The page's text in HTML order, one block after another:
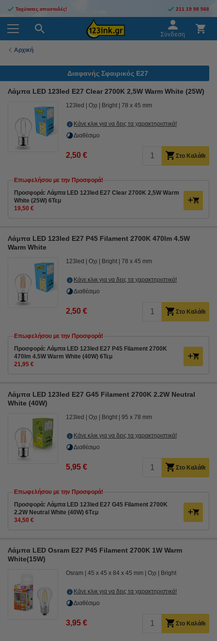
Ταχύτατες αποστολές! 211 19 98 568
Σύνδεση
Αρχική
Διαφανής Σφαιρικός E27
Λάμπα LED 123led E27 Clear 2700Κ 2,5W Warm White (25W)
123led Οχι Bright 78 x 45 mm
Κάνε κλικ για να δεις τα χαρακτηριστικά!
Διαθέσιμο
2,50 € Στο Καλάθι
Επωφελήσου με την Προσφορά!
Προσφορά: Λάμπα LED 123led E27 Clear 2700Κ 2,5W Warm
White (25W) 6Τεμ
19,50 €
Λάμπα LED 123led E27 P45 Filament 2700K 470lm 4.5W
Warm White
123led Οχι Bright 78 x 45 mm
Κάνε κλικ για να δεις τα χαρακτηριστικά!
Διαθέσιμο
2,50 € Στο Καλάθι
Επωφελήσου με την Προσφορά!
Προσφορά: Λάμπα LED 123led E27 P45 Filament 2700K
470lm 4.5W Warm White (40W) 6Τεμ
21,95 €
Λάμπα LED 123led E27 G45 Filament 2700K 2.2W Neutral
White (40W)
123led Οχι Bright 95 x 78 mm
Κάνε κλικ για να δεις τα χαρακτηριστικά!
Διαθέσιμο
5,95 € Στο Καλάθι
Επωφελήσου με την Προσφορά!
Προσφορά: Λάμπα LED 123led E27 G45 Filament 2700K
2.2W Neutral White (40W) 6Tεμ
34,50 €
Λάμπα LED Osram E27 P45 Filament 2700K 1W Warm
White(15W)
Osram 45 x 45 x 84 x 45 mm Οχι Bright
Κάνε κλικ για να δεις τα χαρακτηριστικά!
Διαθέσιμο
3,95 € Στο Καλάθι